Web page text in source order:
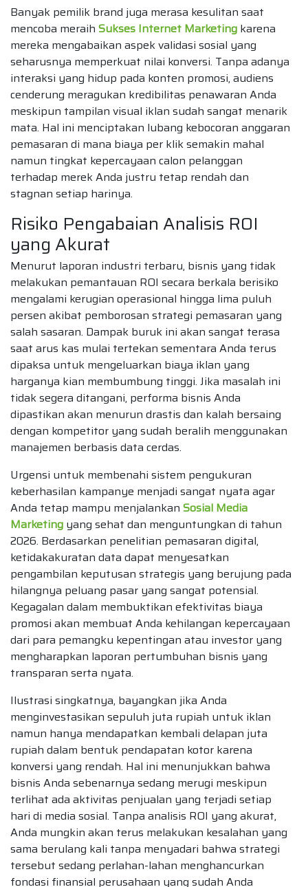
Banyak pemilik brand juga merasa kesulitan saat
mencoba meraih Sukses Internet Marketing karena
mereka mengabaikan aspek validasi sosial yang
seharusnya memperkuat nilai konversi. Tanpa adanya
interaksi yang hidup pada konten promosi, audiens
cenderung meragukan kredibilitas penawaran Anda
meskipun tampilan visual iklan sudah sangat menarik
mata. Hal ini menciptakan lubang kebocoran anggaran
pemasaran di mana biaya per klik semakin mahal
namun tingkat kepercayaan calon pelanggan
terhadap merek Anda justru tetap rendah dan
stagnan setiap harinya.
Risiko Pengabaian Analisis ROI
yang Akurat
Menurut laporan industri terbaru, bisnis yang tidak
melakukan pemantauan ROI secara berkala berisiko
mengalami kerugian operasional hingga lima puluh
persen akibat pemborosan strategi pemasaran yang
salah sasaran. Dampak buruk ini akan sangat terasa
saat arus kas mulai tertekan sementara Anda terus
dipaksa untuk mengeluarkan biaya iklan yang
harganya kian membumbung tinggi. Jika masalah ini
tidak segera ditangani, performa bisnis Anda
dipastikan akan menurun drastis dan kalah bersaing
dengan kompetitor yang sudah beralih menggunakan
manajemen berbasis data cerdas.
Urgensi untuk membenahi sistem pengukuran
keberhasilan kampanye menjadi sangat nyata agar
Anda tetap mampu menjalankan Sosial Media
Marketing yang sehat dan menguntungkan di tahun
2026. Berdasarkan penelitian pemasaran digital,
ketidakakuratan data dapat menyesatkan
pengambilan keputusan strategis yang berujung pada
hilangnya peluang pasar yang sangat potensial.
Kegagalan dalam membuktikan efektivitas biaya
promosi akan membuat Anda kehilangan kepercayaan
dari para pemangku kepentingan atau investor yang
mengharapkan laporan pertumbuhan bisnis yang
transparan serta nyata.
Ilustrasi singkatnya, bayangkan jika Anda
menginvestasikan sepuluh juta rupiah untuk iklan
namun hanya mendapatkan kembali delapan juta
rupiah dalam bentuk pendapatan kotor karena
konversi yang rendah. Hal ini menunjukkan bahwa
bisnis Anda sebenarnya sedang merugi meskipun
terlihat ada aktivitas penjualan yang terjadi setiap
hari di media sosial. Tanpa analisis ROI yang akurat,
Anda mungkin akan terus melakukan kesalahan yang
sama berulang kali tanpa menyadari bahwa strategi
tersebut sedang perlahan-lahan menghancurkan
fondasi finansial perusahaan yang sudah Anda